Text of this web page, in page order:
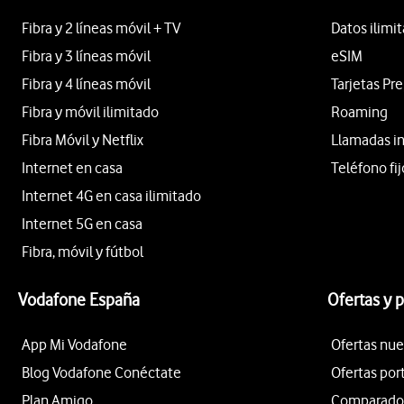
Fibra y 2 líneas móvil + TV
Fibra y 3 líneas móvil
Fibra y 4 líneas móvil
Fibra y móvil ilimitado
Fibra Móvil y Netflix
Internet en casa
Internet 4G en casa ilimitado
Internet 5G en casa
Fibra, móvil y fútbol
Datos
eSIM
Tarjetas
Roaming
Llamadas
Teléfono
Vodafone España
App Mi Vodafone
Blog Vodafone Conéctate
Plan Amigo
Ofertas y
Ofertas
Ofertas